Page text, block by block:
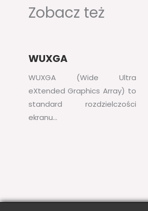
Zobacz też
WUXGA
WUXGA (Wide Ultra
eXtended Graphics Array) to
standard rozdzielczości
ekranu…